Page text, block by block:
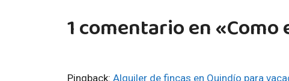
1 comentario en
Pingback: Alquiler de fincas en Quindío para